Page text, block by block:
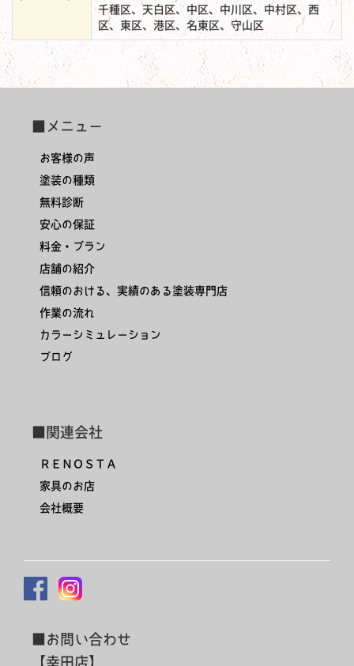
千種区、天白区、中区、中川区、中村区、西
区、東区、港区、名東区、守山区
■メニュー
お客様の声
塗装の種類
無料診断
安心の保証
料金・プラン
店舗の紹介
信頼のおける、実績のある塗装専門店
作業の流れ
カラーシミュレーション
ブログ
■関連会社
ＲＥＮＯＳＴＡ
家具のお店
会社概要
■お問い合わせ
【幸田店】